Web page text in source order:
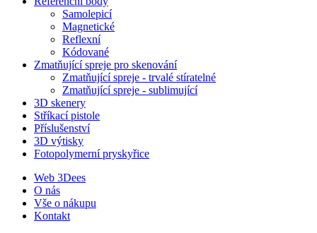
Samolepicí
Magnetické
Reflexní
Kódované
Zmatňující spreje pro skenování
Zmatňující spreje - trvalé stíratelné
Zmatňující spreje - sublimující
3D skenery
Stříkací pistole
Příslušenství
3D výtisky
Fotopolymerní pryskyřice
Web 3Dees
O nás
Vše o nákupu
Kontakt